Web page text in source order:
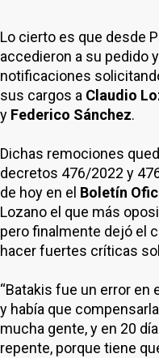
Lo cierto es que desde
accedieron a su pedido
notificaciones
sus cargos a Claudio
y Federico Sánchez.
Dichas remociones
decretos 476/2022 y
de hoy en el Boletín
Lozano el que más
pero finalmente dejó el
hacer fuertes críticas
“Batakis fue un error en
y había que
mucha gente, y en 20
repente, porque tiene